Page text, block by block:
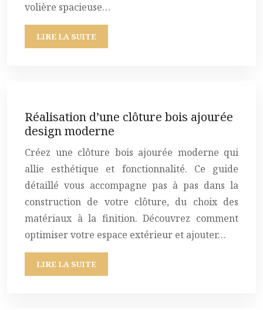
volière spacieuse…
LIRE LA SUITE
Réalisation d’une clôture bois ajourée
design moderne
Créez une clôture bois ajourée moderne qui
allie esthétique et fonctionnalité. Ce guide
détaillé vous accompagne pas à pas dans la
construction de votre clôture, du choix des
matériaux à la finition. Découvrez comment
optimiser votre espace extérieur et ajouter…
LIRE LA SUITE